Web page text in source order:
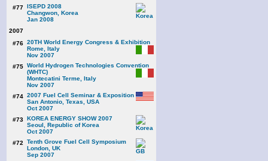
#77 ISEPD 2008
Changwon, Korea
Jan 2008
2007
#76 20TH World Energy Congress & Exhibition
Rome, Italy
Nov 2007
#75 World Hydrogen Technologies Convention
(WHTC)
Montecatini Terme, Italy
Nov 2007
#74 2007 Fuel Cell Seminar & Exposition
San Antonio, Texas, USA
Oct 2007
#73 KOREA ENERGY SHOW 2007
Seoul, Republic of Korea
Oct 2007
#72
Tenth Grove Fuel Cell Symposium
London, UK
Sep 2007